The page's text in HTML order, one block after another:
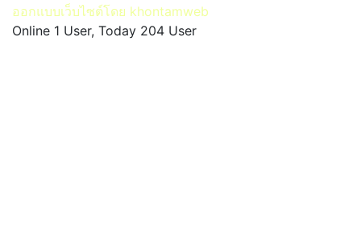
ออกแบบเว็บไซต์โดย khontamweb
Online 1 User, Today 204 User